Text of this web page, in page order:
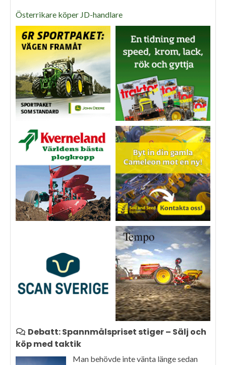
Österrikare köper JD-handlare
Debatt: Spannmålspriset stiger – Sälj och
köp med taktik
Man behövde inte vänta länge sedan